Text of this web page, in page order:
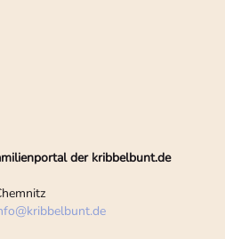
der kribbelbunt.de
@kribbelbunt.de